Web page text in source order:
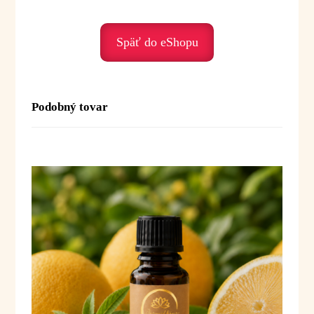
Duchovné posolstvo:
Použitie:
Difúzia:1–2 kvapky (intenzívny olej) do difuzéra
alebo aromalampy
Inhalácia:1–2 kvapky na vreckovku alebo
do dlane
Masáž:1–2 kvapky do 10 mlrastlinného oleja
Kúpeľ:1–2 kvapky (zmiešať s olejom, medom
alebo mliekom)
Masáž brucha:vhodný do tráviacich zmesí
Späť do eShopu
Podobný tovar